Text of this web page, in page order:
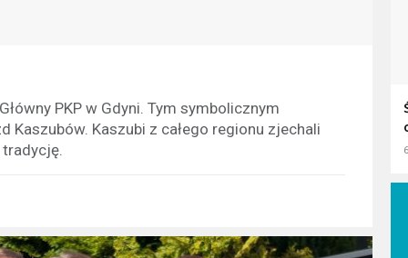
PKP w Gdyni. Tym symbolicznym
Kaszubów. Kaszubi z całego regionu zjechali